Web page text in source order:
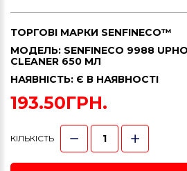
ТОРГОВІ МАРКИ SENFINECO™
МОДЕЛЬ: SENFINECO 9988
CLEANER 650 МЛ
НАЯВНІСТЬ: Є В НАЯВНОСТІ
193.50ГРН.
КІЛЬКІСТЬ